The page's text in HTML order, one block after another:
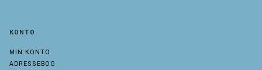
KONTO
MIN KONTO
ADRESSEBOG